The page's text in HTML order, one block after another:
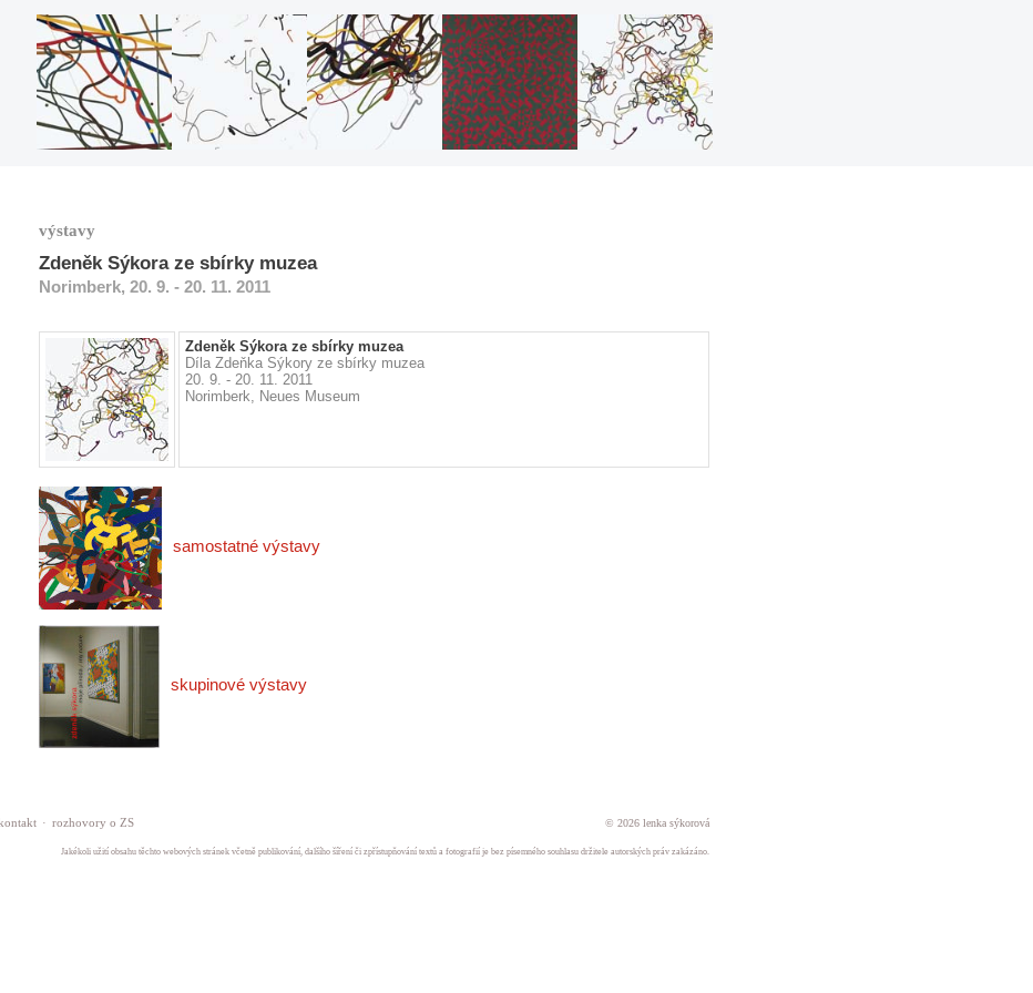
výstavy
Zdeněk Sýkora ze sbírky muzea
Norimberk, 20. 9. - 20. 11. 2011
Zdeněk Sýkora ze sbírky muzea
Díla Zdeňka Sýkory ze sbírky muzea
20. 9. - 20. 11. 2011
Norimberk, Neues Museum
samostatné výstavy
skupinové výstavy
© 2026 lenka sýkorová
· rozhovory o ZS
Jakékoli užití obsahu těchto webových stránek včetně publikování, dalšího šíření či zpřístupňování textů a fotografií je bez písemného souhlasu držitele autorských práv zakázáno.